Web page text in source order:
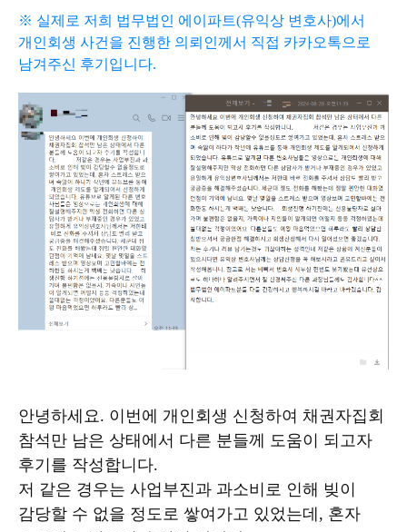
※ 실제로 저희 법무법인 에이파트(유익상 변호사)에서
개인회생 사건을 진행한 의뢰인께서 직접 카카오톡으로
남겨주신 후기입니다.
안녕하세요. 이번에 개인회생 신청하여 채권자집회
참석만 남은 상태에서 다른 분들께 도움이 되고자
후기를 작성합니다.
저 같은 경우는 사업부진과 과소비로 인해 빚이
감당할 수 없을 정도로 쌓여가고 있었는데, 혼자